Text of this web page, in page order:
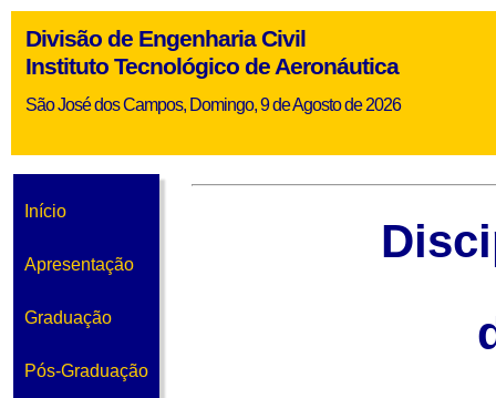
Divisão de Engenharia Civil
Instituto Tecnológico de Aeronáutica
São José dos Campos, Domingo, 9 de Agosto de 2026
Início
Apresentação
Graduação
Pós-Graduação